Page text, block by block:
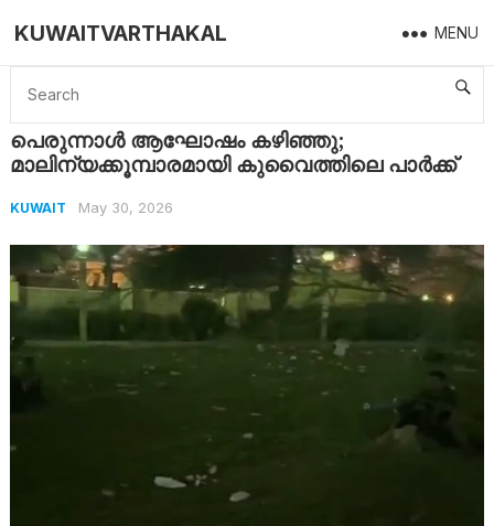
KUWAITVARTHAKAL MENU
Home Kuwait
പെരുന്നാൾ ആഘോഷം കഴിഞ്ഞു;
മാലിന്യക്കൂമ്പാരമായി കുവൈത്തിലെ പാർക്ക്
KUWAIT May 30, 2026